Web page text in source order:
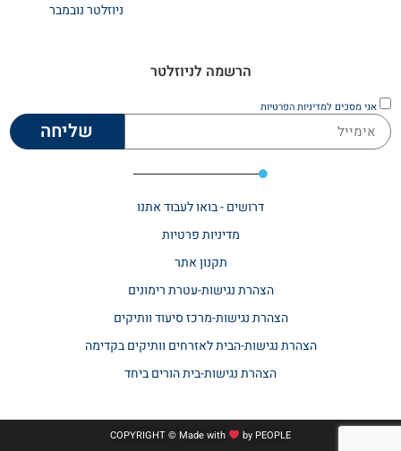
ניוזלטר נובמבר
הרשמה לניוזלטר
אני מסכים למדיניות הפרטיות
שליחה
דרושים - בואו לעבוד אתנו
מדיניות פרטיות
תקנון אתר​
הצהרת נגישות-עטרת רימונים
הצהרת נגישות-מרכז סיעוד וותיקים
הצהרת נגישות-הבית לאזרחים וותיקים בקדימה
הצהרת נגישות-בית הורים ביחד
COPYRIGHT © Made with by PEOPLE